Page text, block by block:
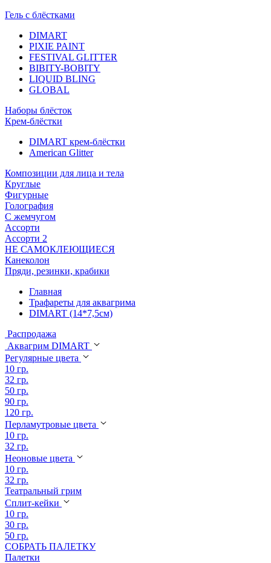
Гель с блёстками
DIMART
PIXIE PAINT
FESTIVAL GLITTER
BIBITY-BOBITY
LIQUID BLING
GLOBAL
Наборы блёсток
Крем-блёстки
DIMART крем-блёстки
American Glitter
Композиции для лица и тела
Круглые
Фигурные
Голография
С жемчугом
Ассорти
Ассорти 2
НЕ САМОКЛЕЮЩИЕСЯ
Канеколон
Пряди, резинки, крабики
Главная
Трафареты для аквагрима
DIMART (14*7,5см)
Распродажа
Аквагрим DIMART
Регулярные цвета
10 гр.
32 гр.
50 гр.
90 гр.
120 гр.
Перламутровые цвета
10 гр.
32 гр.
Неоновые цвета
10 гр.
32 гр.
Театральный грим
Сплит-кейки
10 гр.
30 гр.
50 гр.
СОБРАТЬ ПАЛЕТКУ
Палетки